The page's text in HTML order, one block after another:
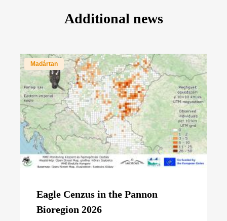
Additional news
Madártan
Eagle Cenzus in the Pannon
Bioregion 2026